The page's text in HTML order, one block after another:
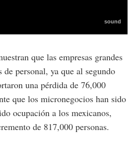
que las empresas grandes
de personal, ya que al segundo
una pérdida de 76,000
que los micronegocios han sido
ocupación a los mexicanos,
de 817,000 personas.